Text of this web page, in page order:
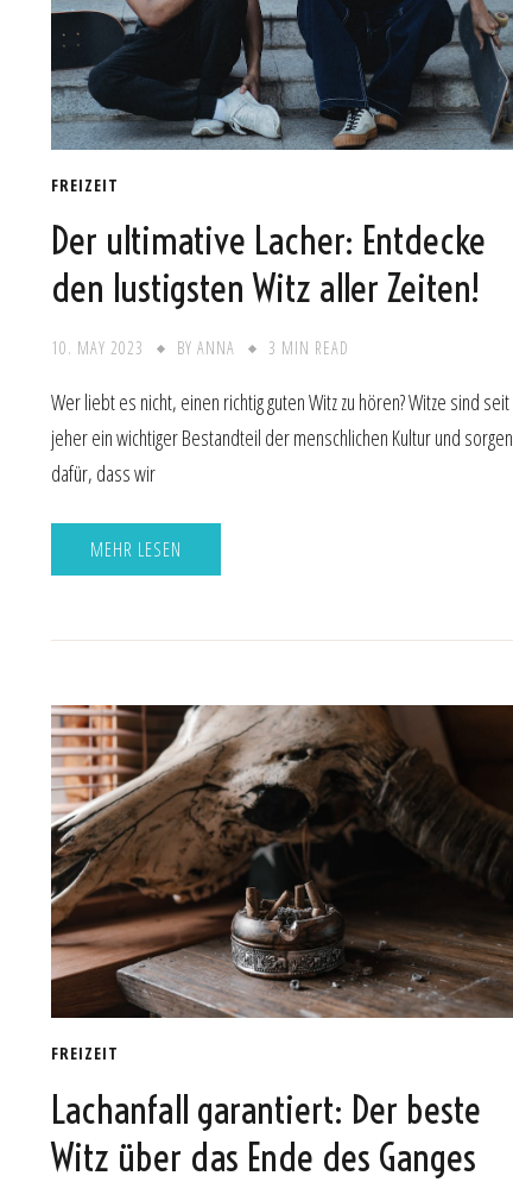
FREIZEIT
Der ultimative Lacher: Entdecke
den lustigsten Witz aller Zeiten!
10. MAY 2023 BY ANNA 3 MIN READ
Wer liebt es nicht, einen richtig guten Witz zu hören? Witze sind seit
jeher ein wichtiger Bestandteil der menschlichen Kultur und sorgen
dafür, dass wir
MEHR LESEN
FREIZEIT
Lachanfall garantiert: Der beste
Witz über das Ende des Ganges